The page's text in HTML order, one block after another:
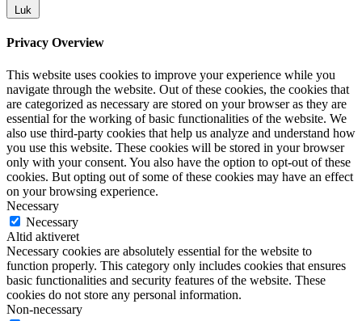
Luk
Privacy Overview
This website uses cookies to improve your experience while you
navigate through the website. Out of these cookies, the cookies that
are categorized as necessary are stored on your browser as they are
essential for the working of basic functionalities of the website. We
also use third-party cookies that help us analyze and understand how
you use this website. These cookies will be stored in your browser
only with your consent. You also have the option to opt-out of these
cookies. But opting out of some of these cookies may have an effect
on your browsing experience.
Necessary
Necessary
Altid aktiveret
Necessary cookies are absolutely essential for the website to
function properly. This category only includes cookies that ensures
basic functionalities and security features of the website. These
cookies do not store any personal information.
Non-necessary